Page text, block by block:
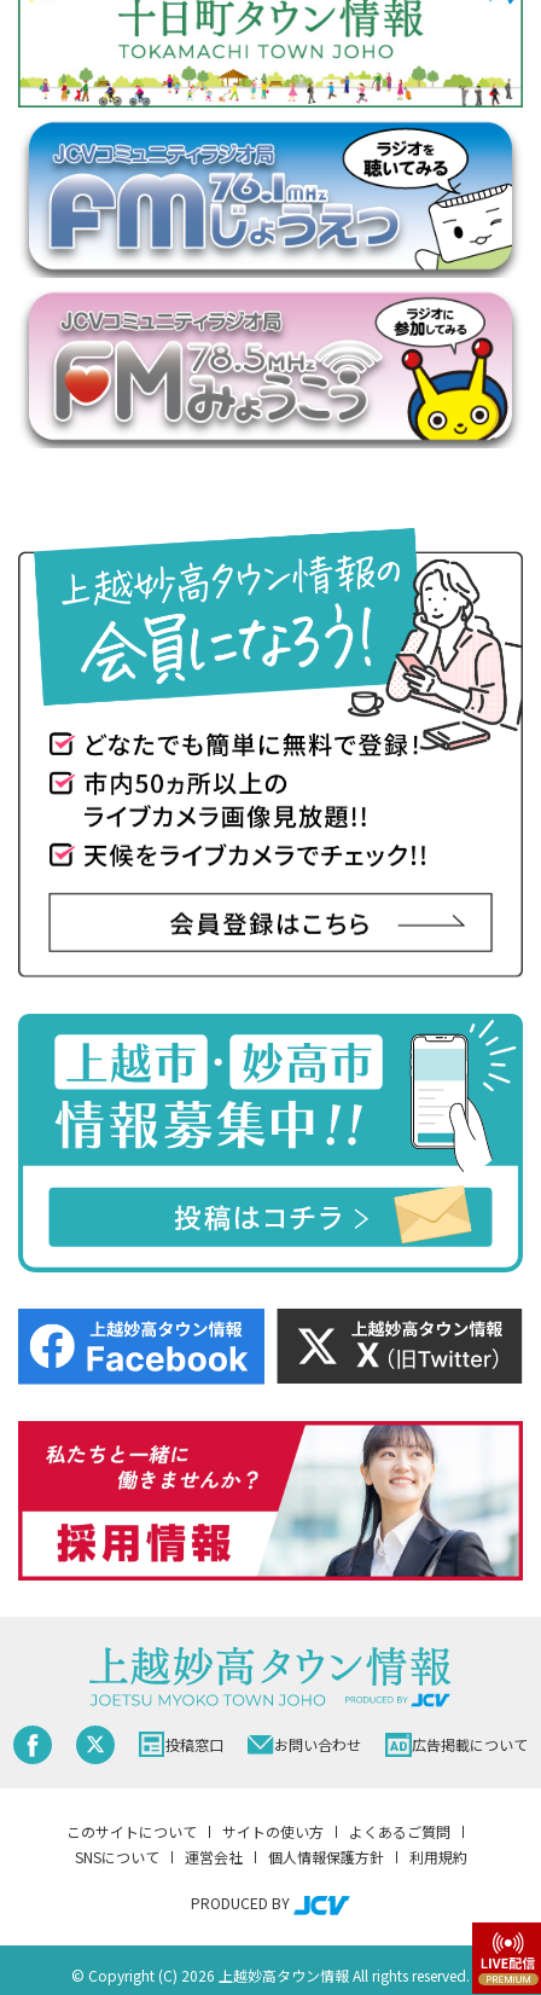
投稿窓口 お問い合わせ 広告掲載について
このサイトについて サイトの使い方
よくあるご質問
SNSについて
運営会社 個人情報保護方針 利用規約
PRODUCED BY
© Copyright (C) 2026 上越妙高タウン情報 All rights reserved.